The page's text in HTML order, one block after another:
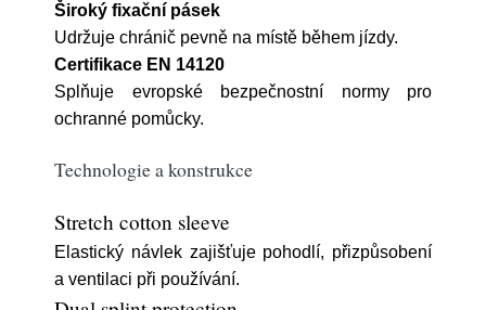
Široký fixační pásek
Udržuje chránič pevně na místě během jízdy.
Certifikace EN 14120
Splňuje evropské bezpečnostní normy pro
ochranné pomůcky.
Technologie a konstrukce
Stretch cotton sleeve
Elastický návlek zajišťuje pohodlí, přizpůsobení
a ventilaci při používání.